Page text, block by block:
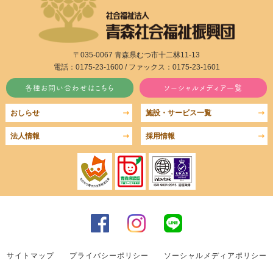
〒035-0067 青森県むつ市十二林11-13
電話：0175-23-1600 / ファックス：0175-23-1601
各種お問い合わせはこちら ソーシャルメディア一覧
施設・サービス一覧
おしらせ
法人情報 採用情報
サイトマップ プライバシーポリシー ソーシャルメディアポリシー